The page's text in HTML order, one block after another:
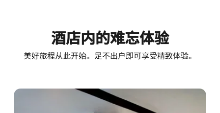
酒店内的难忘体验
美好旅程从此开始。足不出户即可享受精致体验。